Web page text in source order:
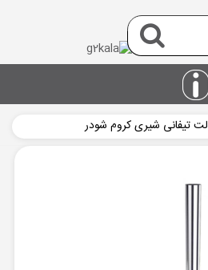
تیفانی شیری کروم شودر